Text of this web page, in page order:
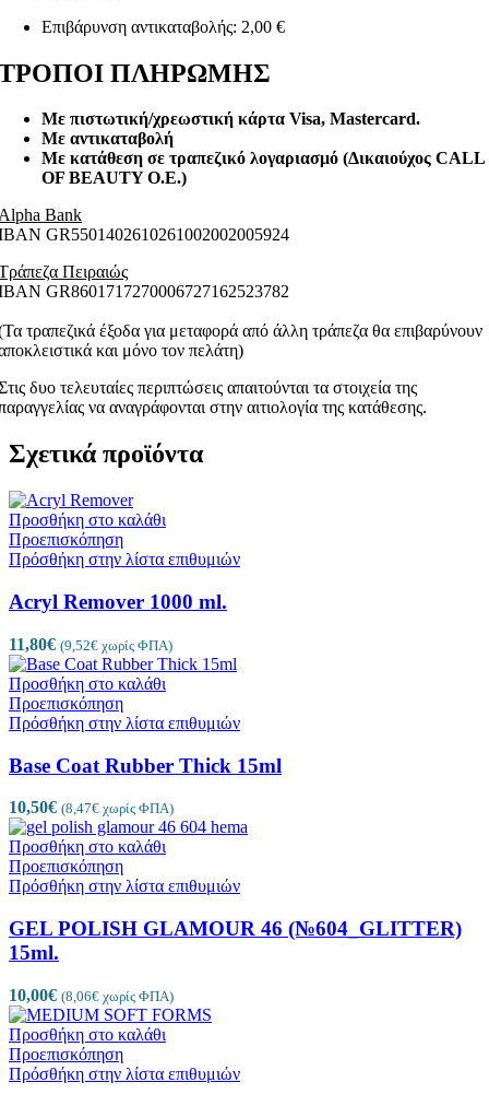
Επιβάρυνση αντικαταβολής: 2,00 €
ΠΛΗΡΩΜΗΣ
Με πιστωτική/χρεωστική κάρτα Visa, Mastercard.
Με αντικαταβολή
Με κατάθεση σε τραπεζικό λογαριασμό (Δικαιούχος CALL
OF BEAUTY O.E.)
Bank
GR5501402610261002002005924
Πειραιώς
GR8601717270006727162523782
τραπεζικά έξοδα για μεταφορά από άλλη τράπεζα θα επιβαρύνουν
και μόνο τον πελάτη)
δυο τελευταίες περιπτώσεις απαιτούνται τα στοιχεία της
να αναγράφονται στην αιτιολογία της κατάθεσης.
Σχετικά προϊόντα
Προσθήκη στο καλάθι
Προεπισκόπηση
Πρόσθήκη στην λίστα επιθυμιών
Acryl Remover 1000 ml.
11,80€ (9,52€ χωρίς ΦΠΑ)
Προσθήκη στο καλάθι
Προεπισκόπηση
Πρόσθήκη στην λίστα επιθυμιών
Base Coat Rubber Thick 15ml
10,50€ (8,47€ χωρίς ΦΠΑ)
Προσθήκη στο καλάθι
Προεπισκόπηση
Πρόσθήκη στην λίστα επιθυμιών
GEL POLISH GLAMOUR 46 (№604_GLITTER)
15ml.
10,00€ (8,06€ χωρίς ΦΠΑ)
Προσθήκη στο καλάθι
Προεπισκόπηση
Πρόσθήκη στην λίστα επιθυμιών